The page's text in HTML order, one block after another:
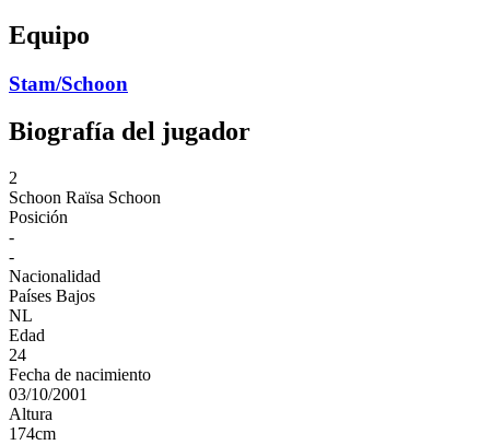
Equipo
Stam/Schoon
Biografía del jugador
2
Schoon Raïsa Schoon
Posición
-
-
Nacionalidad
Países Bajos
NL
Edad
24
Fecha de nacimiento
03/10/2001
Altura
174cm